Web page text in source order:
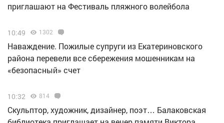
приглашают на Фестиваль пляжного волейбола
10:49 1302
Наваждение. Пожилые супруги из Екатериновского
района перевели все сбережения мошенникам на
«безопасный» счет
10:32 814
Скульптор, художник, дизайнер, поэт… Балаковская